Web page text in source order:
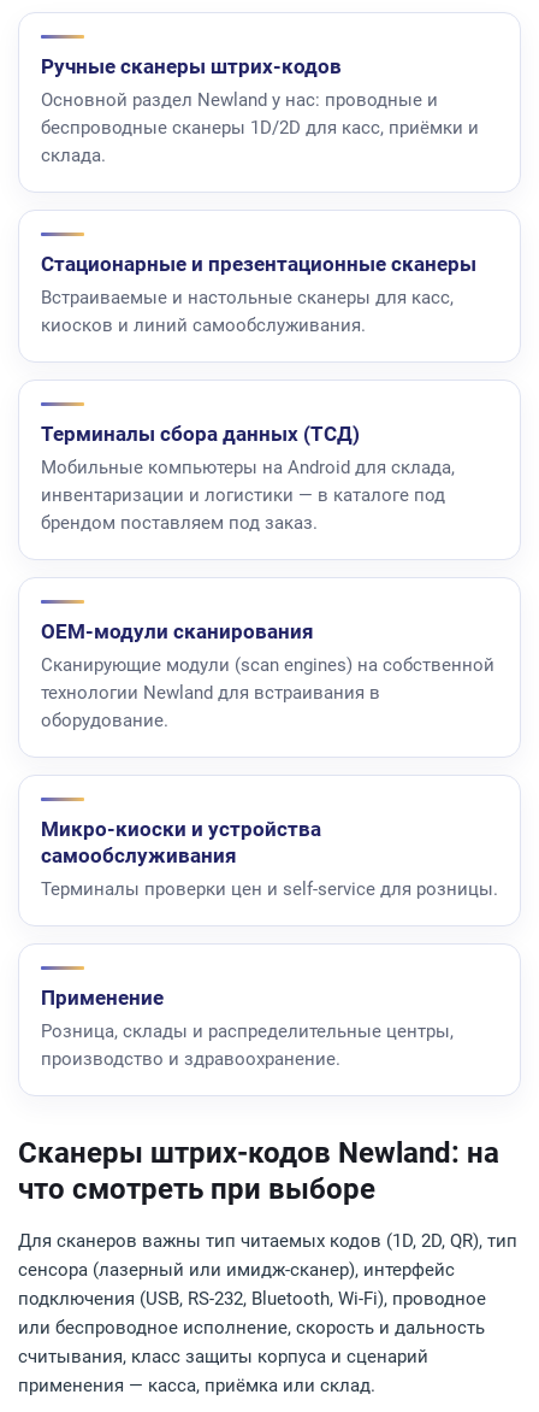
Ручные сканеры штрих-кодов
Основной раздел Newland у нас: проводные и
беспроводные сканеры 1D/2D для касс, приёмки и
склада.
Стационарные и презентационные сканеры
Встраиваемые и настольные сканеры для касс,
киосков и линий самообслуживания.
Терминалы сбора данных (ТСД)
Мобильные компьютеры на Android для склада,
инвентаризации и логистики — в каталоге под
брендом поставляем под заказ.
OEM-модули сканирования
Сканирующие модули (scan engines) на собственной
технологии Newland для встраивания в
оборудование.
Микро-киоски и устройства
самообслуживания
Терминалы проверки цен и self-service для розницы.
Применение
Розница, склады и распределительные центры,
производство и здравоохранение.
Сканеры штрих-кодов Newland: на
что смотреть при выборе
Для сканеров важны тип читаемых кодов (1D, 2D, QR), тип
сенсора (лазерный или имидж-сканер), интерфейс
подключения (USB, RS-232, Bluetooth, Wi-Fi), проводное
или беспроводное исполнение, скорость и дальность
считывания, класс защиты корпуса и сценарий
применения — касса, приёмка или склад.